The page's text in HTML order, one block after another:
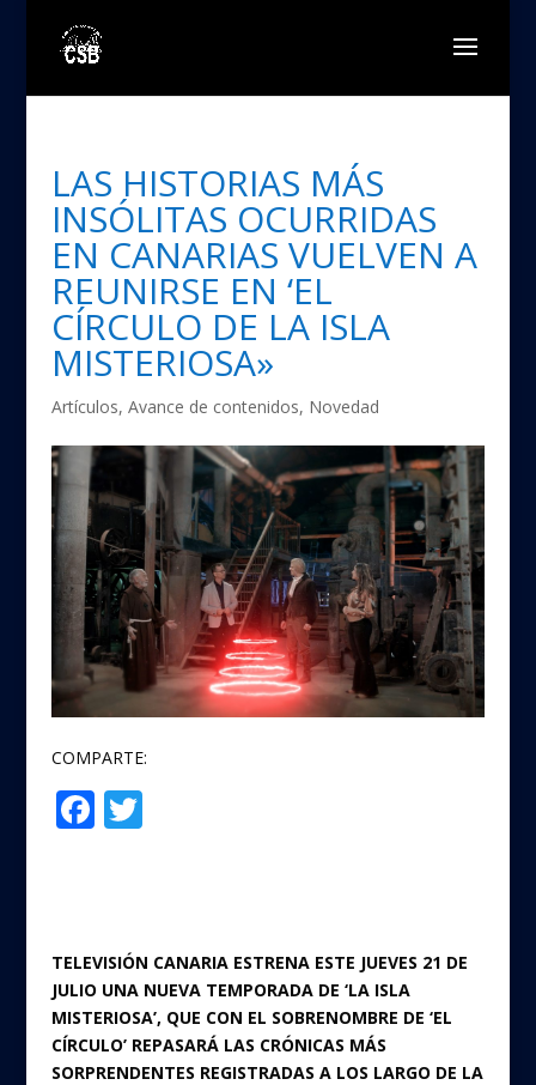
LAS HISTORIAS MÁS
INSÓLITAS OCURRIDAS
EN CANARIAS VUELVEN A
REUNIRSE EN ‘EL
CÍRCULO DE LA ISLA
MISTERIOSA»
Artículos, Avance de contenidos, Novedad
COMPARTE:
F
o
o
k
T
TELEVISIÓN CANARIA ESTRENA ESTE JUEVES 21 DE
JULIO UNA NUEVA TEMPORADA DE ‘LA ISLA
MISTERIOSA’, QUE CON EL SOBRENOMBRE DE ‘EL
CÍRCULO’ REPASARÁ LAS CRÓNICAS MÁS
SORPRENDENTES REGISTRADAS A LOS LARGO DE LA